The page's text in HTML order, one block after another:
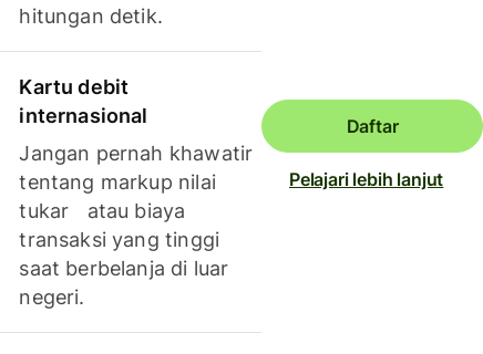
hitungan detik.
Kartu debit
internasional
Jangan pernah khawatir
tentang markup nilai
tukar atau biaya
transaksi yang tinggi
saat berbelanja di luar
negeri.
Daftar
Pelajari lebih lanjut